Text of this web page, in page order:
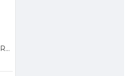
Star Cam SC-T12RM Regulator Gas dengan Meteran